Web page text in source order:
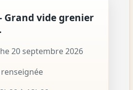
Grand vide grenier
20 septembre 2026